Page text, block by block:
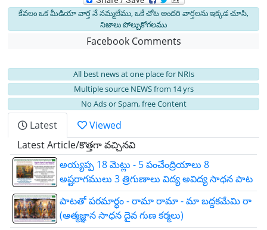
కేవలం ఒక మీడియా వార్త నే నమ్మలేము, ఒకే చోట అందరి వార్తలను ఇక్కడ చూసి,
నిజాలు పోల్చుకోగలము
Facebook Comments
All best news at one place for NRIs
Multiple source NEWS from 14 yrs
No Ads or Spam, free Content
Latest
Viewed
Latest Article/కొత్తగా వచ్చినవి
అయ్యప్ప 18 మెట్లు - 5 పంచేంద్రియాలు 8
అష్టరాగములు 3 త్రిగుణాలు విద్య అవిద్య సాధన పాట
పాటతో పరమార్ధం - రామా రామా - మా బద్దకమేమి రా
(ఆత్మజ్ఞాన సాధన దైవ గుణ కర్మలు)